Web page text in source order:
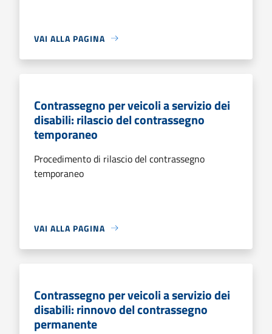
VAI ALLA PAGINA
Contrassegno per veicoli a servizio dei
disabili: rilascio del contrassegno
temporaneo
Procedimento di rilascio del contrassegno
temporaneo
VAI ALLA PAGINA
Contrassegno per veicoli a servizio dei
disabili: rinnovo del contrassegno
permanente